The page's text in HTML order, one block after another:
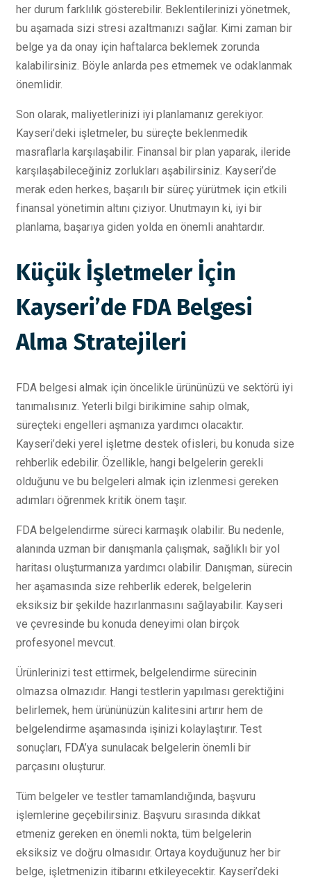
her durum farklılık gösterebilir. Beklentilerinizi yönetmek,
bu aşamada sizi stresi azaltmanızı sağlar. Kimi zaman bir
belge ya da onay için haftalarca beklemek zorunda
kalabilirsiniz. Böyle anlarda pes etmemek ve odaklanmak
önemlidir.
Son olarak, maliyetlerinizi iyi planlamanız gerekiyor.
Kayseri’deki işletmeler, bu süreçte beklenmedik
masraflarla karşılaşabilir. Finansal bir plan yaparak, ileride
karşılaşabileceğiniz zorlukları aşabilirsiniz. Kayseri’de
merak eden herkes, başarılı bir süreç yürütmek için etkili
finansal yönetimin altını çiziyor. Unutmayın ki, iyi bir
planlama, başarıya giden yolda en önemli anahtardır.
Küçük İşletmeler İçin
Kayseri’de FDA Belgesi
Alma Stratejileri
FDA belgesi almak için öncelikle ürününüzü ve sektörü iyi
tanımalısınız. Yeterli bilgi birikimine sahip olmak,
süreçteki engelleri aşmanıza yardımcı olacaktır.
Kayseri’deki yerel işletme destek ofisleri, bu konuda size
rehberlik edebilir. Özellikle, hangi belgelerin gerekli
olduğunu ve bu belgeleri almak için izlenmesi gereken
adımları öğrenmek kritik önem taşır.
FDA belgelendirme süreci karmaşık olabilir. Bu nedenle,
alanında uzman bir danışmanla çalışmak, sağlıklı bir yol
haritası oluşturmanıza yardımcı olabilir. Danışman, sürecin
her aşamasında size rehberlik ederek, belgelerin
eksiksiz bir şekilde hazırlanmasını sağlayabilir. Kayseri
ve çevresinde bu konuda deneyimi olan birçok
profesyonel mevcut.
Ürünlerinizi test ettirmek, belgelendirme sürecinin
olmazsa olmazıdır. Hangi testlerin yapılması gerektiğini
belirlemek, hem ürününüzün kalitesini artırır hem de
belgelendirme aşamasında işinizi kolaylaştırır. Test
sonuçları, FDA’ya sunulacak belgelerin önemli bir
parçasını oluşturur.
Tüm belgeler ve testler tamamlandığında, başvuru
işlemlerine geçebilirsiniz. Başvuru sırasında dikkat
etmeniz gereken en önemli nokta, tüm belgelerin
eksiksiz ve doğru olmasıdır. Ortaya koyduğunuz her bir
belge, işletmenizin itibarını etkileyecektir. Kayseri’deki